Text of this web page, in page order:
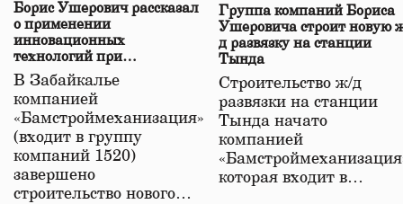
Борис Ушерович рассказал
о применении
инновационных
технологий при
строительстве нового моста
в Забайкалье
В Забайкалье
компанией
«Бамстроймеханизация»
(входит в группу
компаний 1520)
завершено
строительство нового…
Группа компаний Бориса
Ушеровича строит новую
д развязку на станции
Тында
Строительство ж/д
развязки на станции
Тында начато
компанией
которая входит в…